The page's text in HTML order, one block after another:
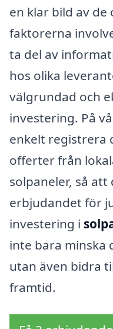
en klar bild av
faktorerna
ta del av
hos olika
välgrundad och
investering. På
enkelt registrera
offerter från
solpaneler, så
erbjudandet för
investering i
inte bara minska
utan även bidra
framtid.